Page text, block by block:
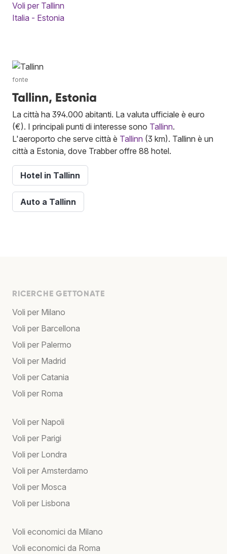
Voli per Tallinn
Italia - Estonia
fonte
Tallinn, Estonia
La città ha 394.000 abitanti. La valuta ufficiale è euro
(€). I principali punti di interesse sono Tallinn.
L'aeroporto che serve città è Tallinn (3 km). Tallinn è un
città a Estonia, dove Trabber offre 88 hotel.
Hotel in Tallinn
Auto a Tallinn
RICERCHE GETTONATE
Voli per Milano
Voli per Barcellona
Voli per Palermo
Voli per Madrid
Voli per Catania
Voli per Roma
Voli per Napoli
Voli per Parigi
Voli per Londra
Voli per Amsterdamo
Voli per Mosca
Voli per Lisbona
Voli economici da Milano
Voli economici da Roma